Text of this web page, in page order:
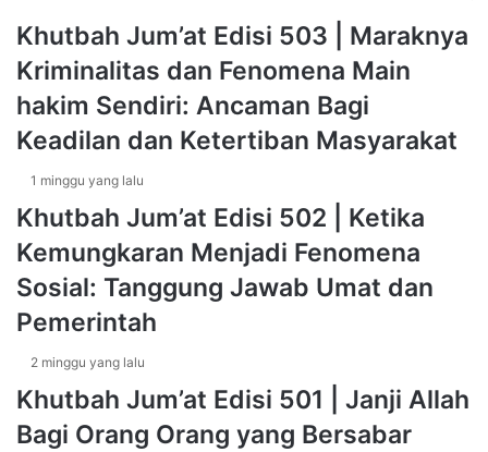
t
a
e
l
r
a
j
a
n
a
h
i
R
I
H
J
A
H
N
R
U
S
Khutbah Jum’at Edisi 503 | Maraknya
Kriminalitas dan Fenomena Main
hakim Sendiri: Ancaman Bagi
Keadilan dan Ketertiban Masyarakat
1 minggu yang lalu
Khutbah Jum’at Edisi 502 | Ketika
Kemungkaran Menjadi Fenomena
Sosial: Tanggung Jawab Umat dan
Pemerintah
2 minggu yang lalu
Khutbah Jum’at Edisi 501 | Janji Allah
Bagi Orang Orang yang Bersabar